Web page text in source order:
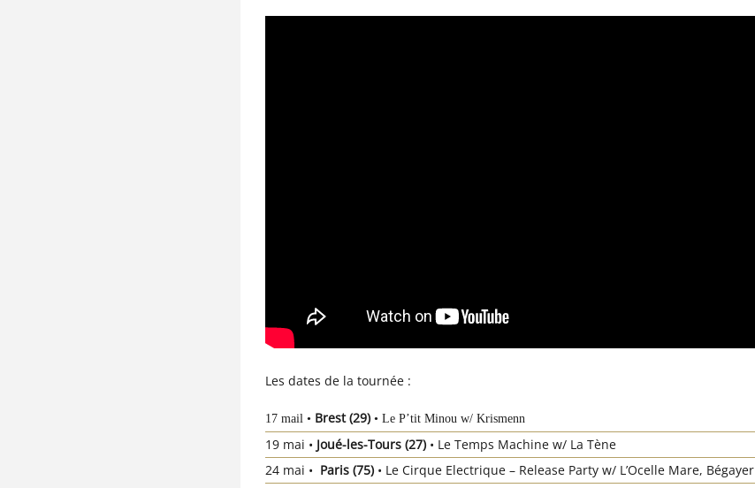
Les dates de la tournée :
17 mail • Brest(29) • Le P’tit Minou w/ Krismenn
19 mai • Joué-les-Tours (27) • Le Temps Machine w/ La Tène
24 mai • Paris (75) • Le Cirque Electrique – Release Party w/ L’Ocelle Mare, Bégayer